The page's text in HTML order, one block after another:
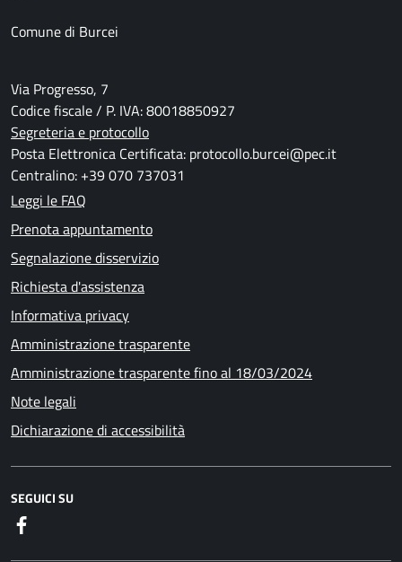
Comune di Burcei
Via Progresso, 7
Codice fiscale / P. IVA: 80018850927
Segreteria e protocollo
Posta Elettronica Certificata: protocollo.burcei@pec.it
Centralino: +39 070 737031
Leggi le FAQ
Prenota appuntamento
Segnalazione disservizio
Richiesta d'assistenza
Informativa privacy
Amministrazione trasparente
Amministrazione trasparente fino al 18/03/2024
Note legali
Dichiarazione di accessibilità
SEGUICI SU